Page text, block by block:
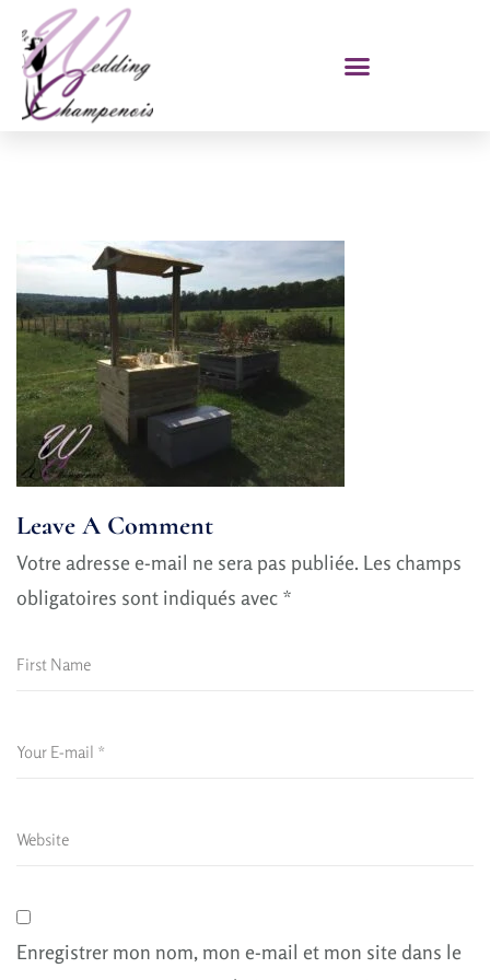
Leave A Comment
Votre adresse e-mail ne sera pas publiée. Les champs
obligatoires sont indiqués avec *
Enregistrer mon nom, mon e-mail et mon site dans le